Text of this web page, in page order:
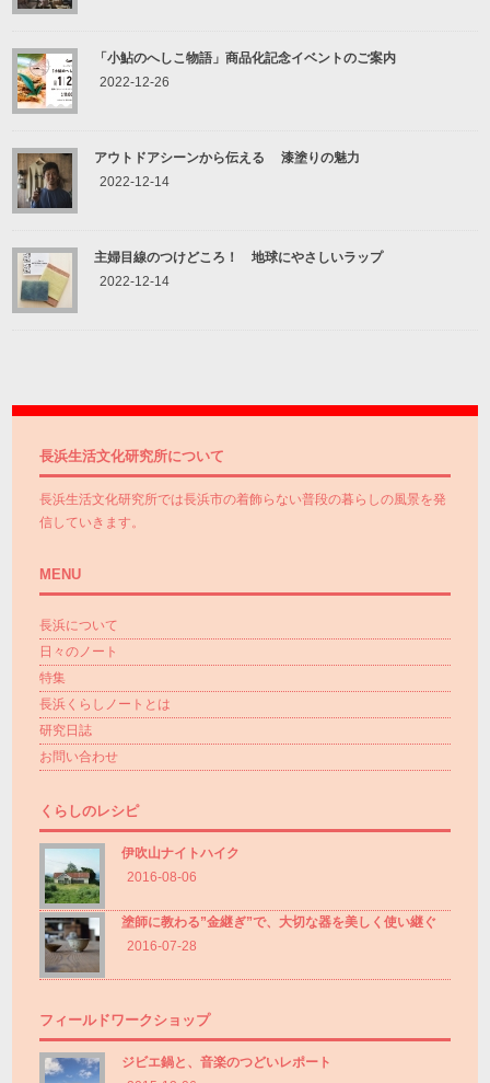
「小鮎のへしこ物語」商品化記念イベントのご案内
2022-12-26
アウトドアシーンから伝える 漆塗りの魅力
2022-12-14
主婦目線のつけどころ！ 地球にやさしいラップ
2022-12-14
長浜生活文化研究所について
長浜生活文化研究所では長浜市の着飾らない普段の暮らしの風景を発
信していきます。
MENU
長浜について
日々のノート
特集
長浜くらしノートとは
研究日誌
お問い合わせ
くらしのレシピ
伊吹山ナイトハイク
2016-08-06
塗師に教わる”金継ぎ”で、大切な器を美しく使い継ぐ
2016-07-28
フィールドワークショップ
ジビエ鍋と、音楽のつどいレポート